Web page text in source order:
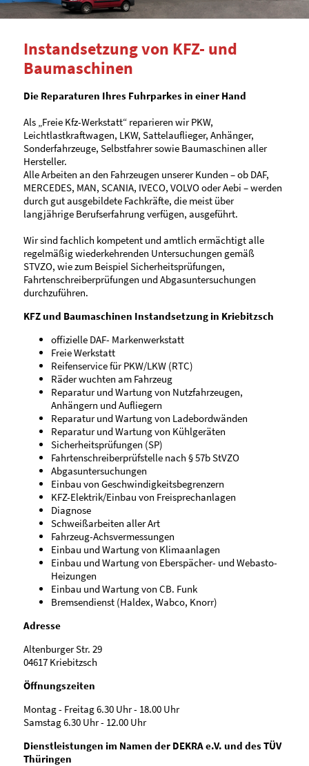
Instandsetzung von KFZ- und
Baumaschinen
Die Reparaturen Ihres Fuhrparkes in einer Hand
Als „Freie Kfz-Werkstatt“ reparieren wir PKW,
Leichtlastkraftwagen, LKW, Sattelauflieger, Anhänger,
Sonderfahrzeuge, Selbstfahrer sowie Baumaschinen aller
Hersteller.
Alle Arbeiten an den Fahrzeugen unserer Kunden – ob DAF,
MERCEDES, MAN, SCANIA, IVECO, VOLVO oder Aebi – werden
durch gut ausgebildete Fachkräfte, die meist über
langjährige Berufserfahrung verfügen, ausgeführt.
Wir sind fachlich kompetent und amtlich ermächtigt alle
regelmäßig wiederkehrenden Untersuchungen gemäß
STVZO, wie zum Beispiel Sicherheitsprüfungen,
Fahrtenschreiberprüfungen und Abgasuntersuchungen
durchzuführen.
KFZ und Baumaschinen Instandsetzung in Kriebitzsch
offizielle DAF- Markenwerkstatt
Freie Werkstatt
Reifenservice für PKW/LKW (RTC)
Räder wuchten am Fahrzeug
Reparatur und Wartung von Nutzfahrzeugen,
Anhängern und Aufliegern
Reparatur und Wartung von Ladebordwänden
Reparatur und Wartung von Kühlgeräten
Sicherheitsprüfungen (SP)
Fahrtenschreiberprüfstelle nach § 57b StVZO
Abgasuntersuchungen
Einbau von Geschwindigkeitsbegrenzern
KFZ-Elektrik/Einbau von Freisprechanlagen
Diagnose
Schweißarbeiten aller Art
Fahrzeug-Achsvermessungen
Einbau und Wartung von Klimaanlagen
Einbau und Wartung von Eberspächer- und Webasto-
Heizungen
Einbau und Wartung von CB. Funk
Bremsendienst (Haldex, Wabco, Knorr)
Adresse
Altenburger Str. 29
04617 Kriebitzsch
Öffnungszeiten
Montag - Freitag 6.30 Uhr - 18.00 Uhr
Samstag 6.30 Uhr - 12.00 Uhr
Dienstleistungen im Namen der DEKRA e.V. und des TÜV
Thüringen